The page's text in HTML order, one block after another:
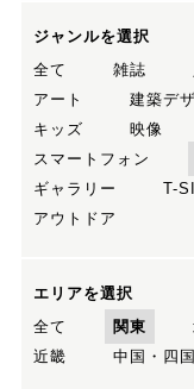
ジャンルを選択
全て
雑誌
アート
建築デ
キッズ
映像
スマートフォン
ギャラリー
T-
アウトドア
エリアを選択
全て
関東
近畿
中国・四国